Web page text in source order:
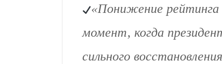
«Понижение
момент, когда
сильного